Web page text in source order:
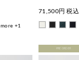
more +1
71,500円 税込
PRE ORDER